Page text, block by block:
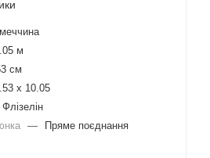
м
см
x 10.05
Флізелін
—
Пряме поєднання